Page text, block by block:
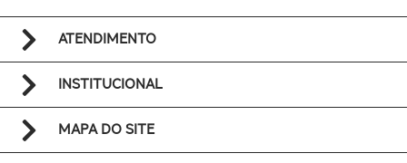
ATENDIMENTO
INSTITUCIONAL
MAPA DO SITE